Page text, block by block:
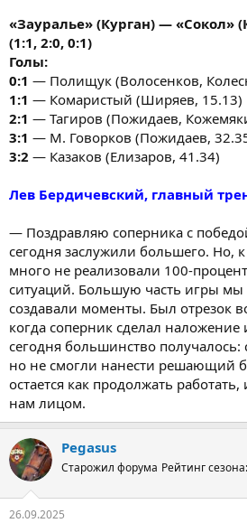
«Зауралье» (Курган) — «Сокол»
(1:1, 2:0, 0:1)
Голы:
0:1 — Полищук (Волосенков,
1:1 — Комаристый (Ширяев, 15.13)
2:1 — Тагиров (Пожидаев,
3:1 — М. Говорков (Пожидаев,
3:2 — Казаков (Елизаров, 41.34)
Лев Бердичевский, главный
— Поздравляю соперника с
сегодня заслужили большего. Но,
много не реализовали 100-
ситуаций. Большую часть игры
создавали моменты. Был отрезок
когда соперник сделал наложение
сегодня большинство
но не смогли нанести решающий
остается как продолжать
нам лицом.
Pegasus
Старожил форума Рейтинг
26.09.2025